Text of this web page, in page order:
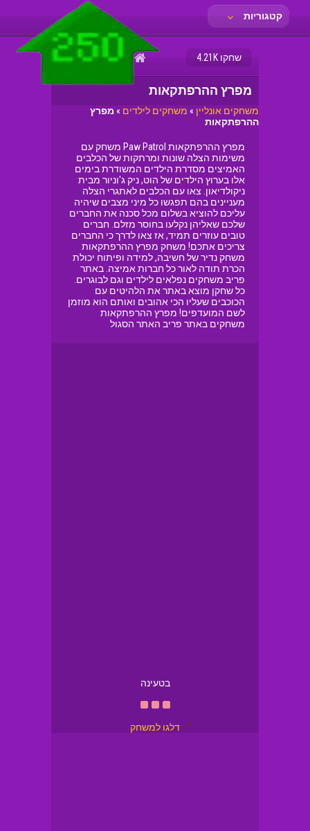
קטגוריות
פריב שחקו 4.21K
מפרץ ההרפתקאות
משחקים אונליין » משחקים לילדים » מפרץ
ההרפתקאות
מפרץ ההרפתקאות Paw Patrol משחק עם
משימות הצלה שונות ומרתקות של הכלבים
האמיצים מסדרת הילדים המשודרת בימים
אלו בערוץ הילדים של הוט, ניק ג'וניור מבית
ניקולדיאון. צאו עם הכלבים לאתגרי הצלה
מעניינים בהם תפגשו כל מיני מצבים שיהיה
עליכם להוציא בשלום מכל סכנה את החברים
שלכם שאליהן נקלעו בחוסר מזלם. חברים
טובים עוזרים תמיד, אז צאו לדרך כי החברים
צריכים אתכם! משחק מפרץ ההרפתקאות
משחק נדיר של חשיבה, למידה ופיתוח יכולת
הכרת תודה לאור כל חברות אמיצה. באתר
פריב משחקים נפלאים לילדים וגם לבוגרים.
כל שחקן מוצא באתר את הלהיטים עם
הכוכבים שעליו הכי אהובים ואותם הוא מוזמן
לשם המועדפים! מפרץ ההרפתקאות
משחקים באתר פריב האתר הסגול
בטעינה
דלגו למשחק